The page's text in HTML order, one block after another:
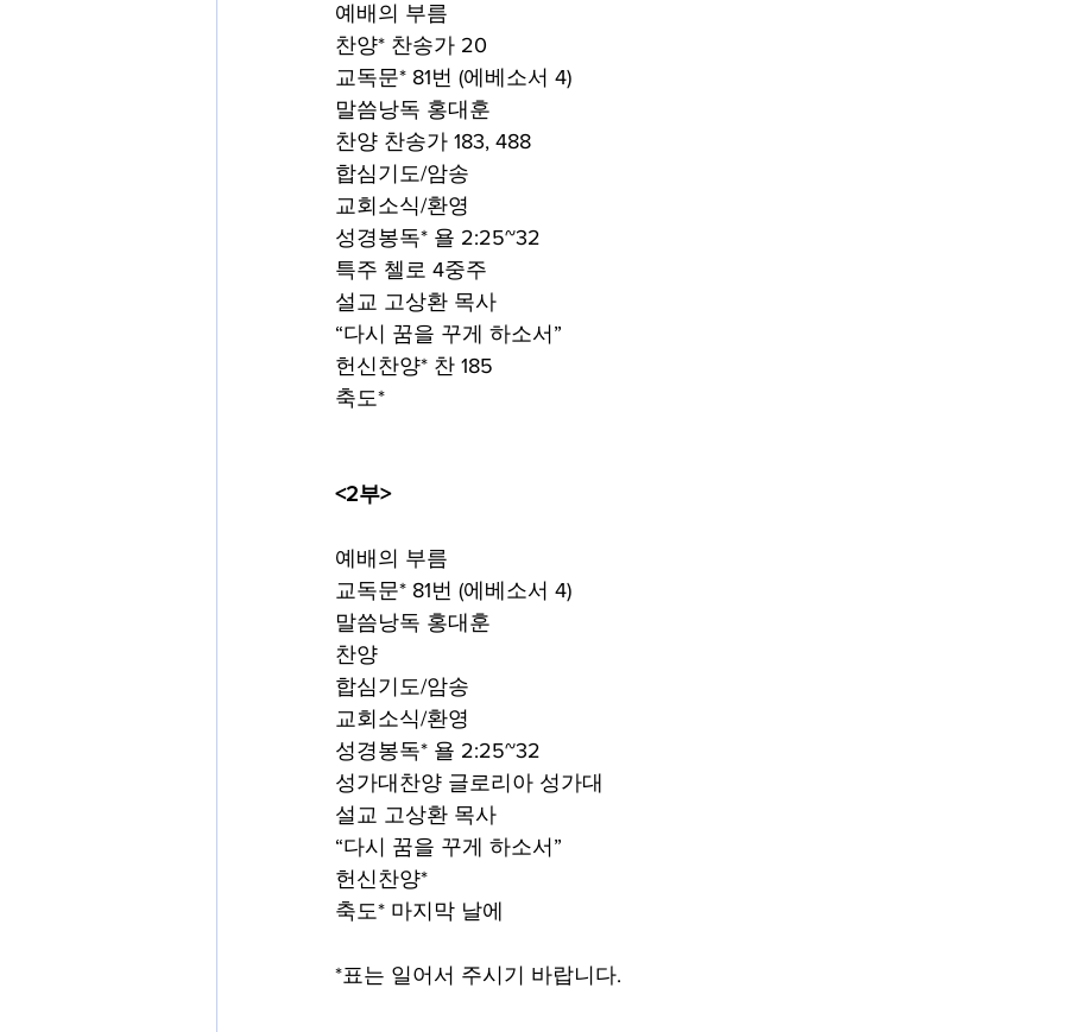
예배의 부름
찬양* 찬송가 20
교독문* 81번 (에베소서 4)
말씀낭독 홍대훈
찬양 찬송가 183, 488
합심기도/암송
교회소식/환영
성경봉독* 욜 2:25~32
특주 첼로 4중주
설교 고상환 목사
“다시 꿈을 꾸게 하소서”
헌신찬양* 찬 185
축도*
<2부>
예배의 부름
교독문* 81번 (에베소서 4)
말씀낭독 홍대훈
찬양
합심기도/암송
교회소식/환영
성경봉독* 욜 2:25~32
성가대찬양 글로리아 성가대
설교 고상환 목사
“다시 꿈을 꾸게 하소서”
헌신찬양*
축도* 마지막 날에
*표는 일어서 주시기 바랍니다.